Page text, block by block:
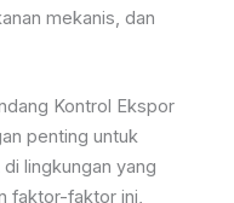
mekanis, dan
Kontrol Ekspor
penting untuk
lingkungan yang
faktor-faktor ini,